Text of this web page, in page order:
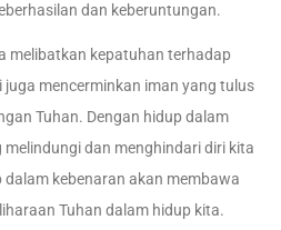
dan keberuntungan.
melibatkan kepatuhan terhadap
mencerminkan iman yang tulus
Tuhan. Dengan hidup dalam
melindungi dan menghindari diri kita
kebenaran akan membawa
Tuhan dalam hidup kita.